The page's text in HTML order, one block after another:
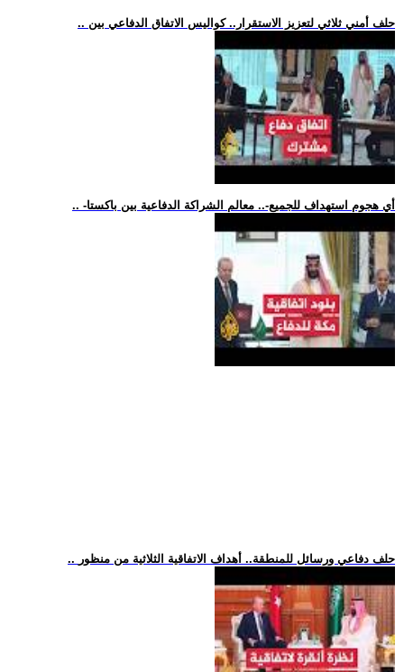
.. حلف أمني ثلاثي لتعزيز الاستقرار.. كواليس الاتفاق الدفاعي بين
.. -أي هجوم استهداف للجميع-.. معالم الشراكة الدفاعية بين باكستا
.. حلف دفاعي ورسائل للمنطقة.. أهداف الاتفاقية الثلاثية من منظور